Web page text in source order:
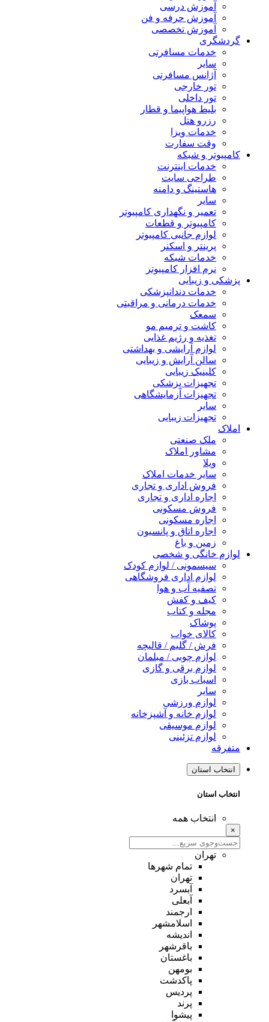
آموزش درسی
آموزش حرفه و فن
آموزش تخصصی
گردشگری
خدمات مسافرتی
سایر
آژانس مسافرتی
تور خارجی
تور داخلی
بلیط هواپیما و قطار
رزرو هتل
خدمات ویزا
وقت سفارت
کامپیوتر و شبکه
خدمات اینترنت
طراحی سایت
هاستینگ و دامنه
سایر
تعمیر و نگهداری کامپیوتر
کامپیوتر و قطعات
لوازم جانبی کامپیوتر
پرینتر و اسکنر
خدمات شبکه
نرم افزار کامپیوتر
پزشکی و زیبایی
خدمات دندانپزشکی
خدمات درمانی و مراقبتی
سمعک
کاشت و ترمیم مو
تغذیه و رژیم غذایی
لوازم آرایشی و بهداشتی
سالن آرایش و زیبایی
کلینیک زیبایی
تجهیزات پزشکی
تجهیزات آزمایشگاهی
سایر
تجهیزات زیبایی
املاک
ملک صنعتی
مشاور املاک
ویلا
سایر خدمات املاک
فروش اداری و تجاری
اجاره اداری و تجاری
فروش مسکونی
اجاره مسکونی
اجاره اتاق و پانسیون
زمین و باغ
لوازم خانگی و شخصی
سیسمونی / لوازم کودک
لوازم اداری فروشگاهی
تصفیه آب و هوا
کیف و کفش
مجله و کتاب
پوشاک
کالای خواب
فرش / گلیم / قالیچه
لوازم چوبی / مبلمان
لوازم برقی و گازی
اسباب بازی
سایر
لوازم ورزشی
لوازم خانه و آشپزخانه
لوازم موسیقی
لوازم تزئینی
متفرقه
انتخاب استان
انتخاب استان
انتخاب همه
×
تهران
تمام شهر‌ها
تهران
آبسرد
آبعلی
ارجمند
اسلامشهر
اندیشه
باقرشهر
باغستان
بومهن
پاکدشت
پردیس
پرند
پیشوا